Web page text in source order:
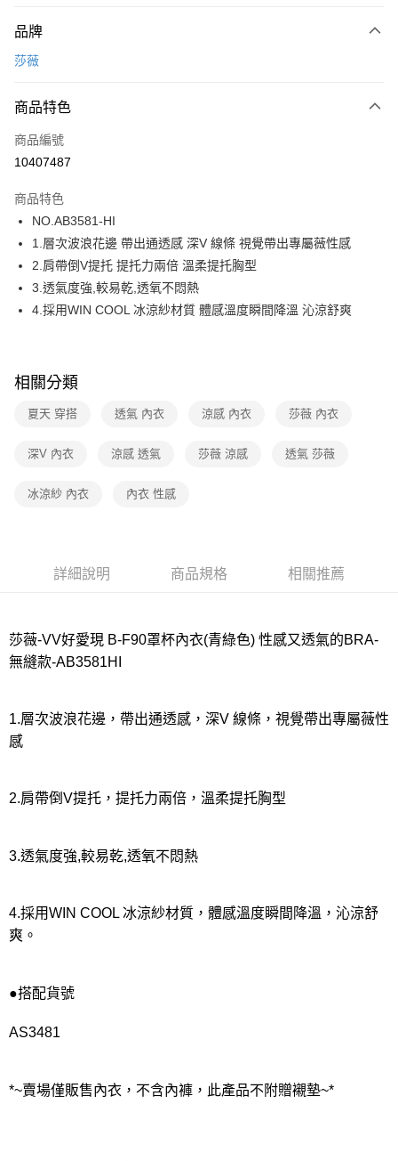
信用卡一次付款
LINE Pay
街口支付
運送方式
全家取貨付款
每筆NT$80，滿NT$1,000(含以上)免運費
付款後全家取貨
每筆NT$80，滿NT$1,000(含以上)免運費
付款後7-11取貨
每筆NT$80，滿NT$1,000(含以上)免運費
品牌
莎薇
商品特色
商品編號
10407487
商品特色
NO.AB3581-HI
1.層次波浪花邊 帶出通透感 深V 線條 視覺帶出專屬薇性感
2.肩帶倒V提托 提托力兩倍 溫柔提托胸型
3.透氣度強,較易乾,透氧不悶熱
4.採用WIN COOL 冰涼紗材質 體感溫度瞬間降溫 沁涼舒爽
相關分類
夏天 穿搭 透氣 內衣 涼感 內衣 莎薇 內衣
深V 內衣 涼感 透氣 莎薇 涼感 透氣 莎薇
冰涼紗 內衣 內衣 性感
詳細說明 商品規格 相關推薦
莎薇-VV好愛現 B-F90罩杯內衣(青綠色) 性感又透氣的BRA-
無縫款-AB3581HI
1.層次波浪花邊，帶出通透感，深V 線條，視覺帶出專屬薇性
感
2.肩帶倒V提托，提托力兩倍，溫柔提托胸型
3.透氣度強,較易乾,透氧不悶熱
4.採用WIN COOL 冰涼紗材質，體感溫度瞬間降溫，沁涼舒
爽。
●搭配貨號
AS3481
*~賣場僅販售內衣，不含內褲，此產品不附贈襯墊~*